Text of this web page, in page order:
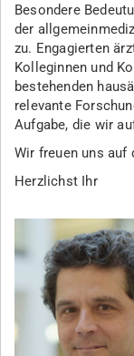
Besondere
der
zu. Engagierten
Kolleginnen und
bestehenden
relevante
Aufgabe, die wir
Wir freuen uns auf
Herzlichst Ihr